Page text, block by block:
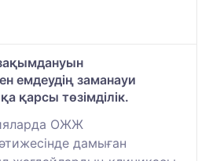
емдеудің заманауи
қарсы төзімділік.
ОЖЖ
дамыған